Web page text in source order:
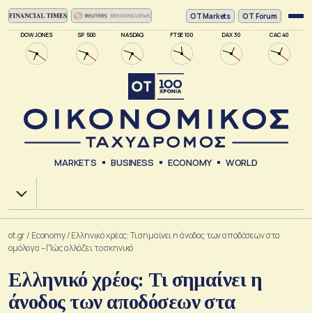
DOW JONES SP 500 NASDAQ FTSE 100 DAX 30 CAC 40
ΟΤ Markets OT Forum
MARKETS BUSINESS ECONOMY WORLD
Χ.Α.
ot.gr/ Economy/Ελληνικό χρέος: Τι σημαίνει η άνοδος των αποδόσεων στα
ομόλογα – Πώς αλλάζει το σκηνικό
Ελληνικό χρέος: Τι σημαίνει η
άνοδος των αποδόσεων στα